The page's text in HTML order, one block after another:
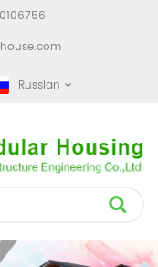
Russian